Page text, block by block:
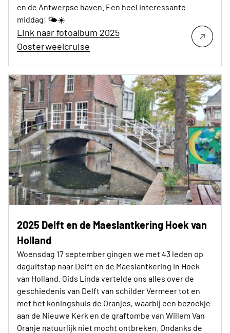
en de Antwerpse haven. Een heel interessante
middag! 🌤☀️
Link naar fotoalbum 2025
Oosterweelcruise
2025 Delft en de Maeslantkering Hoek van
Holland
Woensdag 17 september gingen we met 43 leden op
daguitstap naar Delft en de Maeslantkering in Hoek
van Holland. Gids Linda vertelde ons alles over de
geschiedenis van Delft van schilder Vermeer tot en
met het koningshuis de Oranjes, waarbij een bezoekje
aan de Nieuwe Kerk en de graftombe van Willem Van
Oranje natuurlijk niet mocht ontbreken. Ondanks de